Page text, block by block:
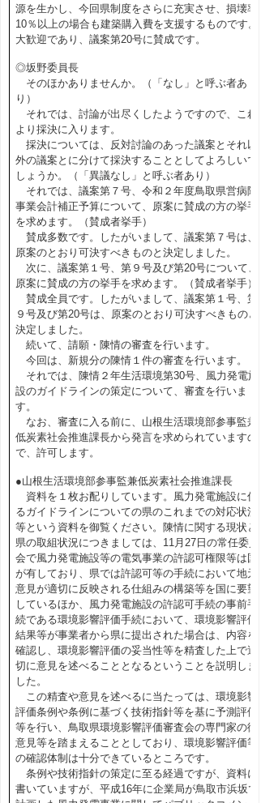
源を生かし、今回県制度をさらに充実させ、損壊率
10％以上の場合も建築購入費を支援するものです。
大歓迎であり、議案第20号に賛成です。
◎坂野委員長
そのほかありませんか。（「なし」と呼ぶ者あ
り）
それでは、討論が出尽くしたようですので、これ
より採決に入ります。
採決については、反対討論のあった議案とそれ以
外の議案とに分けて採決することとしてよろしいで
しょうか。（「異議なし」と呼ぶ者あり）
それでは、議案第７号、令和２年度鳥取県営病院
事業会計補正予算について、原案に賛成の方の挙手
を求めます。（賛成者挙手）
賛成多数です。したがいまして、議案第７号は、
原案のとおり可決すべきものと決定しました。
次に、議案第１号、第９号及び第20号について、
原案に賛成の方の挙手を求めます。（賛成者挙手）
賛成全員です。したがいまして、議案第１号、第
９号及び第20号は、原案のとおり可決すべきものと
決定しました。
続いて、請願・陳情の審査を行います。
今回は、新規分の陳情１件の審査を行います。
それでは、陳情２年生活環境第30号、風力発電施
設のガイドラインの策定について、審査を行いま
す。
なお、審査に入る前に、山根生活環境部参事監兼
低炭素社会推進課長から発言を求められていますの
で、許可します。
●山根生活環境部参事監兼低炭素社会推進課長
資料を１枚お配りしています。風力発電施設に係
るガイドラインについての県のこれまでの対応状況
等という資料を御覧ください。陳情に関する現状と
県の取組状況につきましては、11月27日の常任委員
会で風力発電施設等の電気事業の許認可権限等は国
が有しており、県では許認可等の手続において地元
意見が適切に反映される仕組みの構築等を国に要望
しているほか、風力発電施設の許認可手続の事前手
続である環境影響評価手続において、環境影響評価
結果等が事業者から県に提出された場合は、内容を
確認し、環境影響評価の妥当性等を精査した上で適
切に意見を述べることとなるということを説明しま
した。
この精査や意見を述べるに当たっては、環境影響
評価条例や条例に基づく技術指針等を基に予測評価
等を行い、鳥取県環境影響評価審査会の専門家の御
意見等を踏まえることとしており、環境影響評価等
の確認体制は十分できているところです。
条例や技術指針の策定に至る経過ですが、資料に
書いていますが、平成16年に企業局が鳥取市浜坂で